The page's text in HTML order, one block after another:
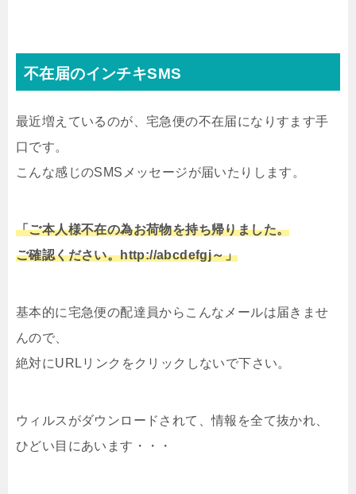
不在届のインチキSMS
最近増えているのが、宅急便の不在届になりすます手
口です。
こんな感じのSMSメッセージが届いたりします。
「ご本人様不在の為お荷物を持ち帰りました。
ご確認ください。http://abcdefgj～」
基本的に宅急便の配達員からこんなメールは届きませ
んので、
絶対にURLリンクをクリックしないで下さい。
ウィルスがダウンロードされて、情報を全て抜かれ、
ひどい目にあいます・・・